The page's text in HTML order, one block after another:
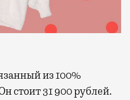
стоит 31 900 рублей.